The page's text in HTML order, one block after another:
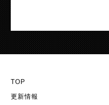
TOP
更新情報